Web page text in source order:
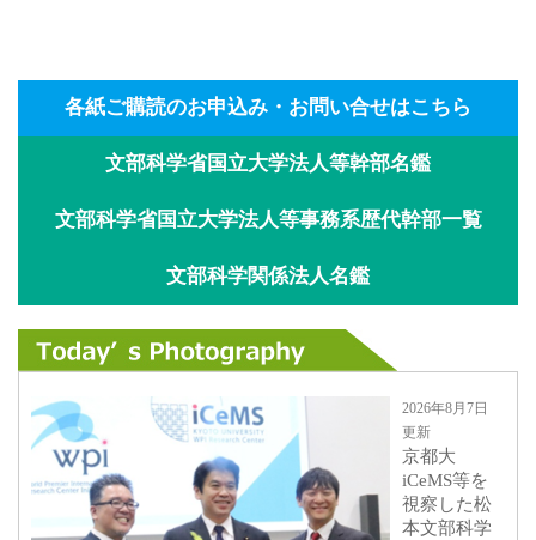
各紙ご購読のお申込み・お問い合せはこちら
文部科学省国立大学法人等幹部名鑑
文部科学省国立大学法人等事務系歴代幹部一覧
文部科学関係法人名鑑
2026年8月7日
更新
京都大
iCeMS等を
視察した松
本文部科学